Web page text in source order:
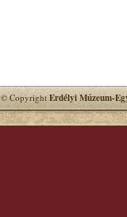
© CopyrightErdélyi Múzeum-